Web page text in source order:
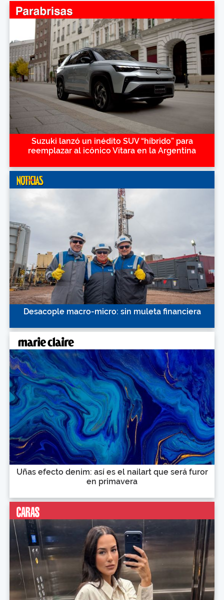
Suzuki lanzó un inédito SUV “híbrido” para
reemplazar al icónico Vitara en la Argentina
Desacople macro-micro: sin muleta financiera
Uñas efecto denim: así es el nailart que será furor
en primavera